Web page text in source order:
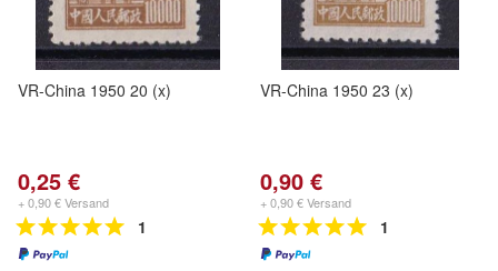
VR-China 1950 20 (x)
0,25 €
+ 0,90 € Versand
1
VR-China 1950 23 (x)
0,90 €
+ 0,90 € Versand
1